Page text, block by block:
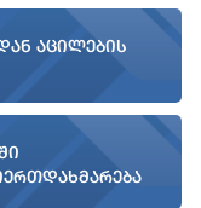
აცილების